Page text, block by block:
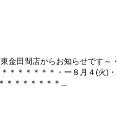
金田間店からお知らせです～・
＊＊＊＊＊＊・ー８月４(火)・
＊＊＊＊＊＊＊...